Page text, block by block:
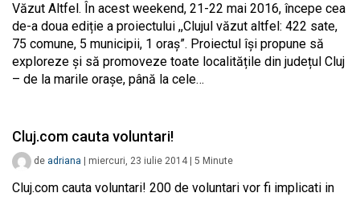
Văzut Altfel. În acest weekend, 21-22 mai 2016, începe cea
de-a doua ediție a proiectului ,,Clujul văzut altfel: 422 sate,
75 comune, 5 municipii, 1 oraș”. Proiectul își propune să
exploreze și să promoveze toate localitățile din județul Cluj
– de la marile orașe, până la cele…
Cluj.com cauta voluntari!
de adriana miercuri, 23 iulie 2014 5 Minute
Cluj.com cauta voluntari! 200 de voluntari vor fi implicati in